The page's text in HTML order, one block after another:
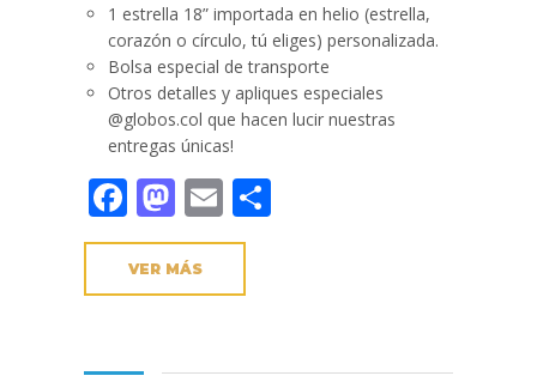
1 estrella 18” importada en helio (estrella,
corazón o círculo, tú eliges) personalizada.
Bolsa especial de transporte
Otros detalles y apliques especiales
@globos.col que hacen lucir nuestras
entregas únicas!
Facebook
Mastodon
Email
VER MÁS